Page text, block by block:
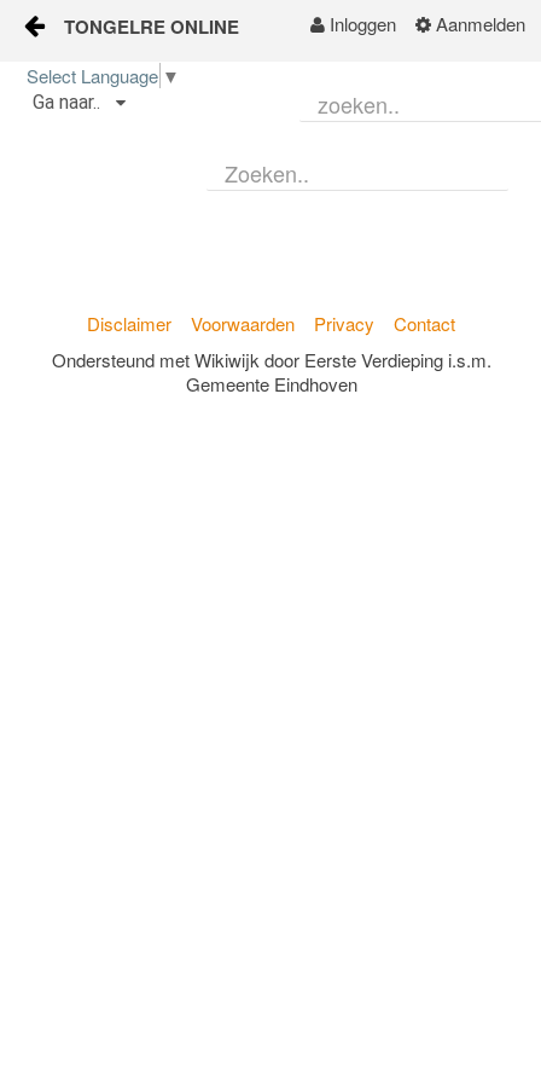
Naar content
Inloggen Aanmelden
TONGELRE ONLINE
Home
Ga naar..
Disclaimer Voorwaarden Privacy
Contact
Ondersteund met Wikiwijk door Eerste Verdieping i.s.m.
Gemeente Eindhoven
Select Language ▼